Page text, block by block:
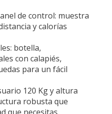
de control: muestra
y calorías
botella,
con calapiés,
para un fácil
120 Kg y altura
robusta que